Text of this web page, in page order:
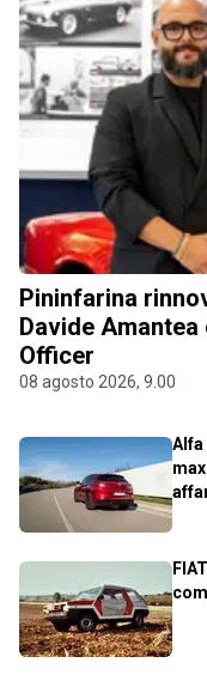
Pininfarina
Davide
Officer
08 agosto 2026, 9.00
Alfa